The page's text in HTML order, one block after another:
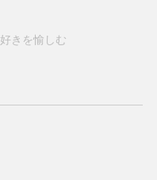
好きを愉しむ